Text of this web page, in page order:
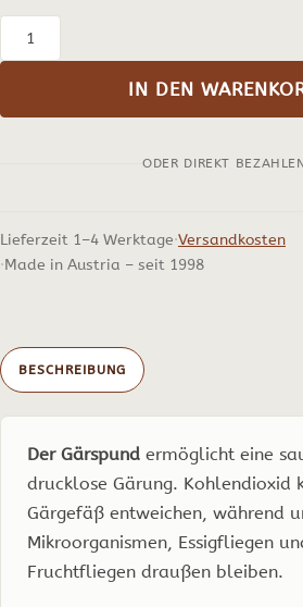
IN DEN
ODER DIREKT
Lieferzeit 1–4 Werktage Versandkosten
Made in Austria – seit 1998
BESCHREIBUNG
Der Gärspund ermöglicht eine
drucklose Gärung. Kohlendioxid
Gärgefäß entweichen, während
Mikroorganismen, Essigfliegen
Fruchtfliegen draußen bleiben.